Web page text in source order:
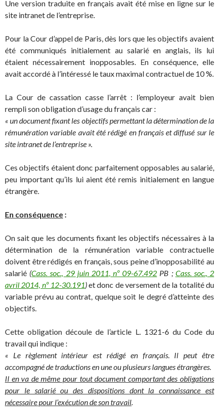
Une version traduite en français avait été mise en ligne sur le
site intranet de l’entreprise.
Pour la Cour d’appel de Paris, dès lors que les objectifs avaient
été communiqués initialement au salarié en anglais, ils lui
étaient nécessairement inopposables. En conséquence, elle
avait accordé à l’intéressé le taux maximal contractuel de 10 %.
La Cour de cassation casse l’arrêt : l’employeur avait bien
rempli son obligation d’usage du français car :
« un document fixant les objectifs permettant la détermination de la
rémunération variable avait été rédigé en français et diffusé sur le
site intranet de l’entreprise ».
Ces objectifs étaient donc parfaitement opposables au salarié,
peu important qu’ils lui aient été remis initialement en langue
étrangère.
En conséquence :
On sait que les documents fixant les objectifs nécessaires à la
détermination de la rémunération variable contractuelle
doivent être rédigés en français, sous peine d’inopposabilité au
salarié (Cass. soc., 29 juin 2011, nº 09-67.492 PB ; Cass. soc., 2
avril 2014, nº 12-30.191)et donc de versement de la totalité du
variable prévu au contrat, quelque soit le degré d’atteinte des
objectifs.
Cette obligation découle de l’article L. 1321-6 du Code du
travail qui indique :
« Le règlement intérieur est rédigé en français. Il peut être
accompagné de traductions en une ou plusieurs langues étrangères.
Il en va de même pour tout document comportant des obligations
pour le salarié ou des dispositions dont la connaissance est
nécessaire pour l’exécution de son travail.